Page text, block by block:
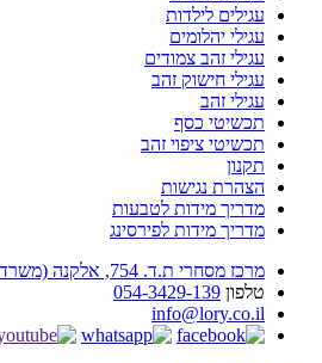
עגילים לילדות
עגילי יהלומים
עגילי זהב צמודים
עגילי חישוק זהב
עגילי זהב
תכשיטי כסף
תכשיטי ציפוי זהב
תקנון
הצהרת נגישות
מדריך מידות לטבעות
מדריך מידות לפירסינג
מרכז מסחרי ת.ד. 754, אלקנה (משרדים בלבד)
טלפון 054-3429-139
info@lory.co.il